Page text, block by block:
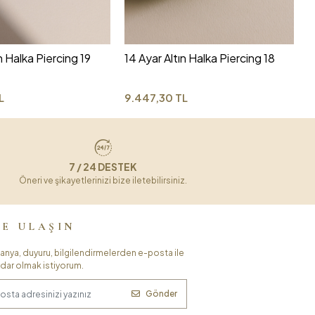
Halka Piercing 19 14 Ayar Altın Halka Piercing 18
9.447,30 TL
7 / 24 DESTEK
Öneri ve şikayetlerinizi bize iletebilirsiniz.
ULAŞIN
duyuru, bilgilendirmelerden e-posta ile
olmak istiyorum.
Gönder